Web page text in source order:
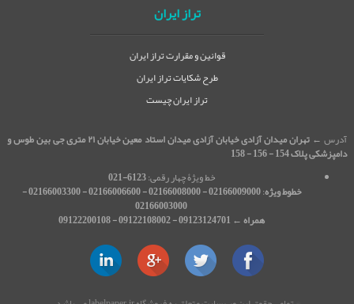
تراز ایران
قوانین و مقرارت تراز ایران
طرح شکایات تراز ایران
تراز ایران چیست
آدرس ← تهران میدان آزادی خیابان آزادی میدان استاد معین خیابان ۲۱ متری جی بین طوس و
دامپزشکی پلاک 154 - 156 - 158
خط ویژۀ چهار رقمی:6123-021
خطوط ویژه:
02166009000 - 02166008000 - 02166006600 - 02166003300 -
02166003000
همراه ← 09123124701 - 09122108002 - 09122200108